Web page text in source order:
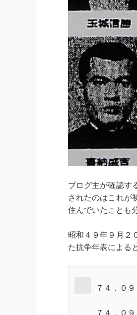
ブログ主が確認す
されたのはこれが
住んでいたことも
昭和４９年９月２
た抗争年表による
７４．０
７４．０